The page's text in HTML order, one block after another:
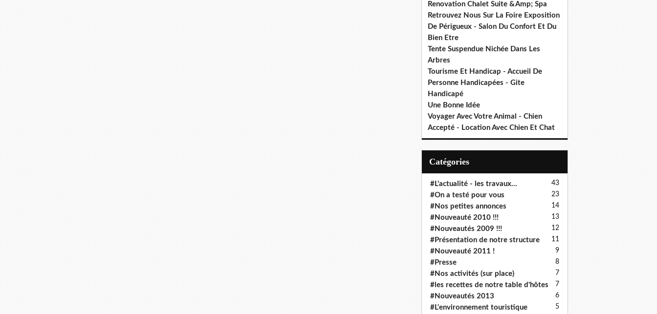
Renovation Chalet Suite &Amp; Spa
Retrouvez Nous Sur La Foire Exposition
De Périgueux - Salon Du Confort Et Du
Bien Etre
Tente Suspendue Nichée Dans Les
Arbres
Tourisme Et Handicap - Accueil De
Personne Handicapées - Gite
Handicapé
Une Bonne Idée
Voyager Avec Votre Animal - Chien
Accepté - Location Avec Chien Et Chat
Catégories
#L'actualité - les travaux... 43
#On a testé pour vous 23
#Nos petites annonces 14
#Nouveauté 2010 !!! 13
#Nouveautés 2009 !!! 12
#Présentation de notre structure 11
#Nouveauté 2011 ! 9
#Presse 8
#Nos activités (sur place) 7
#les recettes de notre table d'hôtes 7
#Nouveautés 2013 6
#L'environnement touristique 5